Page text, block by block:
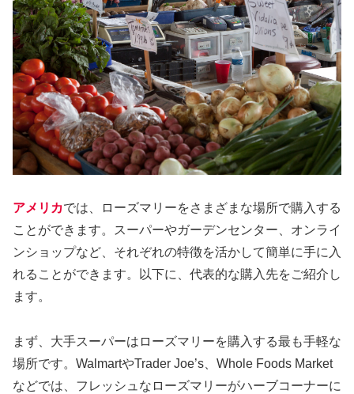
アメリカでは、ローズマリーをさまざまな場所で購入する
ことができます。スーパーやガーデンセンター、オンライ
ンショップなど、それぞれの特徴を活かして簡単に手に入
れることができます。以下に、代表的な購入先をご紹介し
ます。
まず、大手スーパーはローズマリーを購入する最も手軽な
場所です。WalmartやTrader Joe’s、Whole Foods Market
などでは、フレッシュなローズマリーがハーブコーナーに